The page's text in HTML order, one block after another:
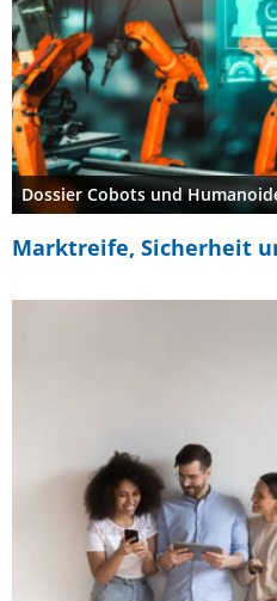
Dossier Cobots und
Marktreife, Sicherheit